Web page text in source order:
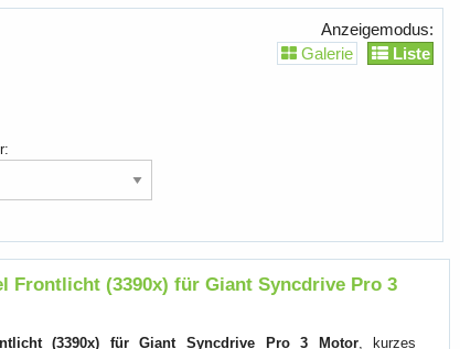
Anzeigemodus:
Galerie
Liste
Frontlicht (3390x) für Giant Syncdrive Pro 3
(3390x) für Giant Syncdrive Pro 3 Motor, kurzes